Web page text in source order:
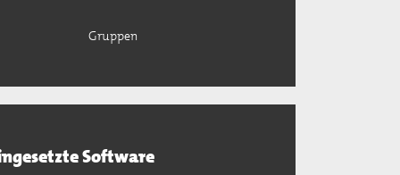
Gruppen
Software